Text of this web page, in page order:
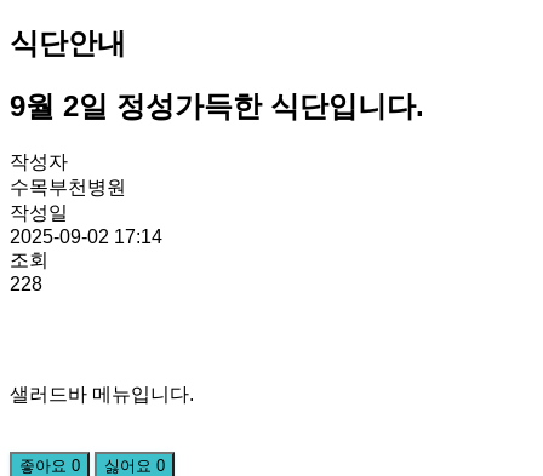
식단안내
9월 2일 정성가득한 식단입니다.
작성자
수목부천병원
작성일
2025-09-02 17:14
조회
228
샐러드바 메뉴입니다.
좋아요 0 싫어요 0